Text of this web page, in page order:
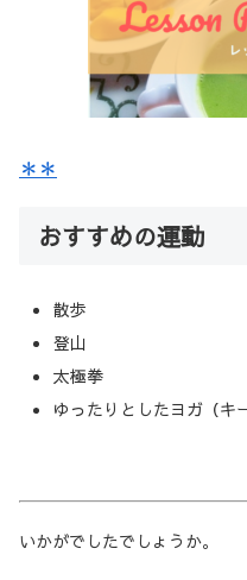
＊＊
おすすめの運動
散歩
登山
太極拳
ゆったりとしたヨガ（キ
いかがでしたでしょうか。